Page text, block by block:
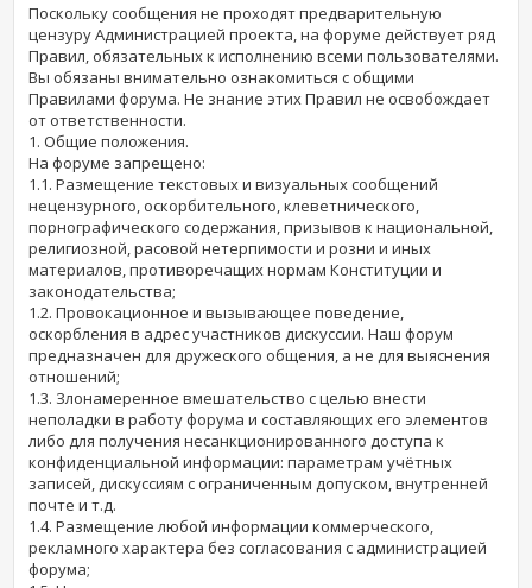
Поскольку сообщения не проходят предварительную
цензуру Администрацией проекта, на форуме действует ряд
Правил, обязательных к исполнению всеми пользователями.
Вы обязаны внимательно ознакомиться с общими
Правилами форума. Не знание этих Правил не освобождает
от ответственности.
1. Общие положения.
На форуме запрещено:
1.1. Размещение текстовых и визуальных сообщений
нецензурного, оскорбительного, клеветнического,
порнографического содержания, призывов к национальной,
религиозной, расовой нетерпимости и розни и иных
материалов, противоречащих нормам Конституции и
законодательства;
1.2. Провокационное и вызывающее поведение,
оскорбления в адрес участников дискуссии. Наш форум
предназначен для дружеского общения, а не для выяснения
отношений;
1.3. Злонамеренное вмешательство с целью внести
неполадки в работу форума и составляющих его элементов
либо для получения несанкционированного доступа к
конфиденциальной информации: параметрам учётных
записей, дискуссиям с ограниченным допуском, внутренней
почте и т.д.
1.4. Размещение любой информации коммерческого,
рекламного характера без согласования с администрацией
форума;